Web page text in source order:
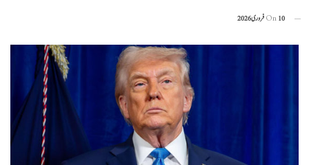
On10 فروری 2026